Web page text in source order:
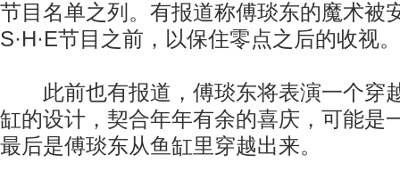
节目名单之列。有报道称傅琰东的魔术被
S·H·E节目之前，以保住零点之后的收视。
此前也有报道，傅琰东将表演一个穿
缸的设计，契合年年有余的喜庆，可能是
最后是傅琰东从鱼缸里穿越出来。